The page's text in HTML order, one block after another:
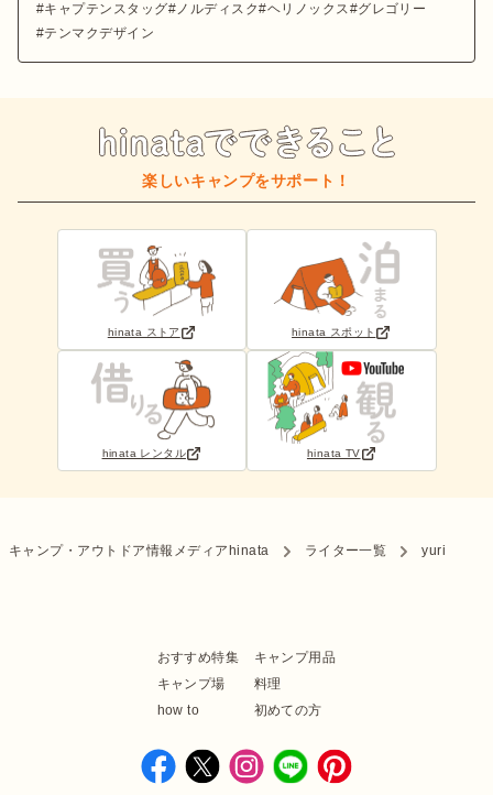
キャプテンスタッグ
ノルディスク ヘリノックス
グレゴリー
テンマクデザイン
楽しいキャンプをサポート！
hinata ストア hinata スポット
hinata レンタル hinata TV
キャンプ・アウトドア情報メディアhinata ライター一覧 yuri
おすすめ特集
キャンプ用品
キャンプ場
料理
how to
初めての方